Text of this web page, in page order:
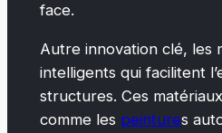
face.
Autre innovation clé, les
intelligents qui facilitent
structures. Ces
comme les peintures